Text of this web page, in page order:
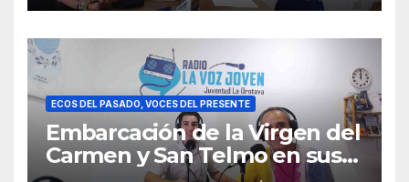
ECOS DEL PASADO, VOCES DEL PRESENTE
Embarcación de la Virgen del
Carmen y San Telmo en sus